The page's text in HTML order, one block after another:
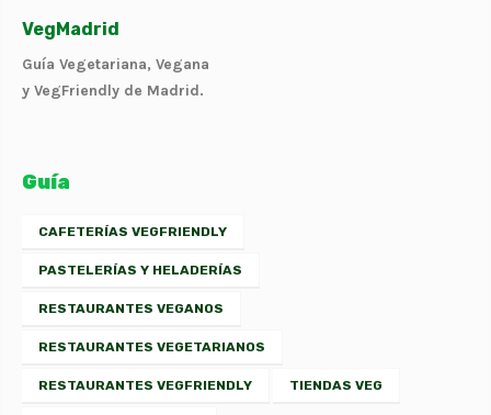
VegMadrid
Guía Vegetariana, Vegana
y VegFriendly de Madrid.
Guía
CAFETERÍAS VEGFRIENDLY
PASTELERÍAS Y HELADERÍAS
RESTAURANTES VEGANOS
RESTAURANTES VEGETARIANOS
RESTAURANTES VEGFRIENDLY TIENDAS VEG